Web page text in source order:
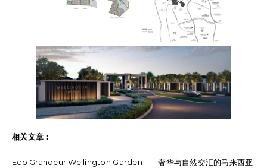
相关文章：
Eco Grandeur Wellington Garden——奢华与自然交汇的马来西亚